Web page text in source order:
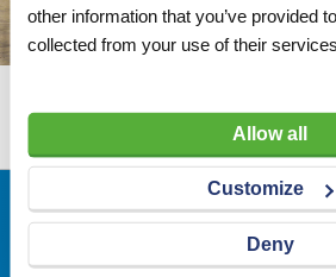
other information that you’ve provided
collected from your use of their services.
Allow all
Customize
Deny
Wij adviseren u
Bezoekadres
Veldsteen 25, 4815